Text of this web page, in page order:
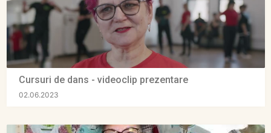
Cursuri de dans - videoclip prezentare
02.06.2023